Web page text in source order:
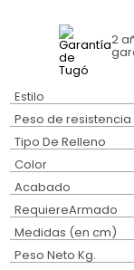
2
Estilo
Peso de resistencia
Tipo De Relleno
Color
Acabado
RequiereArmado
Medidas (en cm)
Peso Neto Kg.